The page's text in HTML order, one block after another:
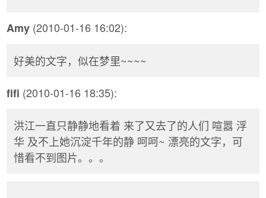
Amy (2010-01-16 16:02):
好美的文字，似在梦里~~~~
fifi (2010-01-16 18:35):
洪江一直只静静地看着 来了又去了的人们 喧嚣 浮
华 及不上她沉淀千年的静 呵呵~ 漂亮的文字，可
惜看不到图片。。。